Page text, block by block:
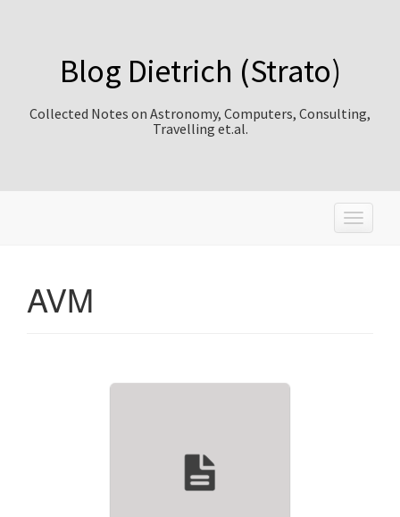
Blog Dietrich (Strato)
Collected Notes on Astronomy, Computers, Consulting,
Travelling et.al.
T
o
AVM